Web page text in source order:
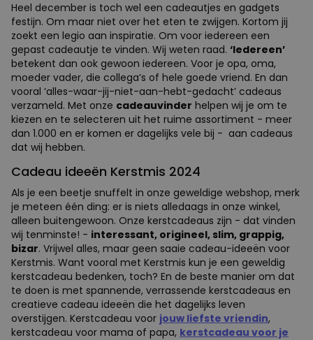
Heel december is toch wel een cadeautjes en gadgets
festijn. Om maar niet over het eten te zwijgen. Kortom jij
zoekt een legio aan inspiratie. Om voor iedereen een
gepast cadeautje te vinden. Wij weten raad. ‘Iedereen’
betekent dan ook gewoon iedereen. Voor je opa, oma,
moeder vader, die collega’s of hele goede vriend. En dan
vooral ‘alles-waar-jij-niet-aan-hebt-gedacht’ cadeaus
verzameld. Met onze cadeauvinder helpen wij je om te
kiezen en te selecteren uit het ruime assortiment - meer
dan 1.000 en er komen er dagelijks vele bij - aan cadeaus
dat wij hebben.
Cadeau ideeën Kerstmis 2024
Als je een beetje snuffelt in onze geweldige webshop, merk
je meteen één ding: er is niets alledaags in onze winkel,
alleen buitengewoon. Onze kerstcadeaus zijn - dat vinden
wij tenminste! - interessant, origineel, slim, grappig,
bizar. Vrijwel alles, maar geen saaie cadeau-ideeën voor
Kerstmis. Want vooral met Kerstmis kun je een geweldig
kerstcadeau bedenken, toch? En de beste manier om dat
te doen is met spannende, verrassende kerstcadeaus en
creatieve cadeau ideeën die het dagelijks leven
overstijgen. Kerstcadeau voor jouw liefste vriendin,
kerstcadeau voor mama of papa, kerstcadeau voor je